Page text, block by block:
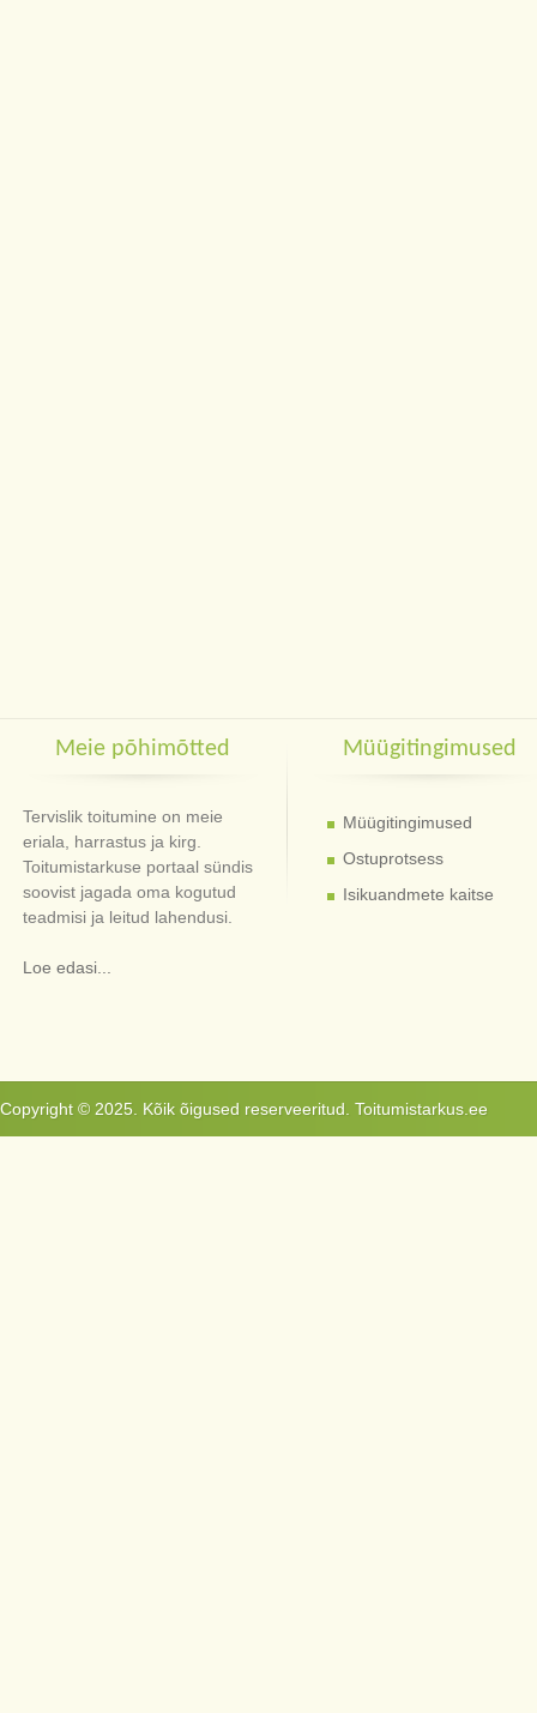
Meie põhimõtted
Tervislik toitumine on meie
eriala, harrastus ja kirg.
Toitumistarkuse portaal sündis
soovist jagada oma kogutud
teadmisi ja leitud lahendusi.
Loe edasi...
Müügitingimused
Müügitingimused
Ostuprotsess
Isikuandmete kaitse
Copyright © 2025. Kõik õigused reserveeritud. Toitumistarkus.ee